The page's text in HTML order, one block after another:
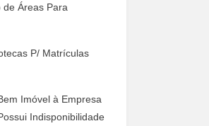
Áreas Para
P/ Matrículas
Imóvel à Empresa
Indisponibilidade